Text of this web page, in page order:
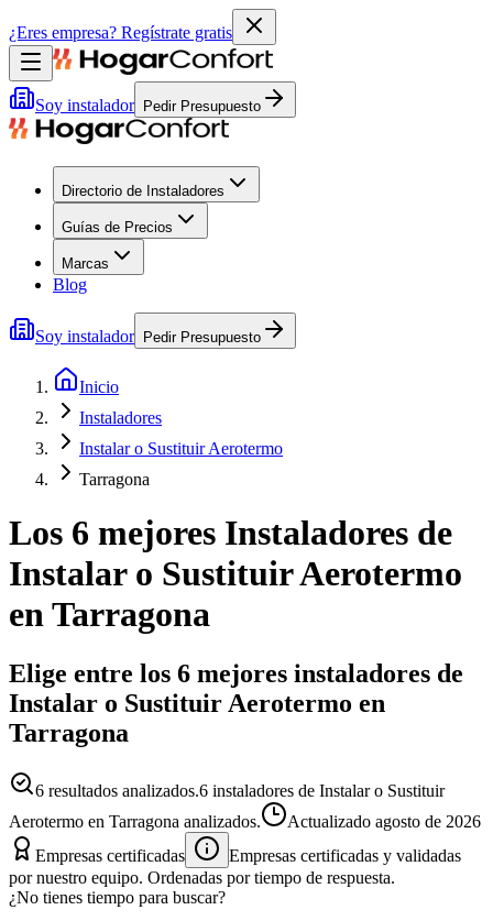
¿Eres empresa? Regístrate gratis
Soy instalador Pedir Presupuesto
Directorio de Instaladores
Guías de Precios
Marcas
Blog
Soy instalador Pedir Presupuesto
Inicio
Instaladores
Instalar o Sustituir Aerotermo
Tarragona
Los 6 mejores Instaladores de
Instalar o Sustituir Aerotermo
enTarragona
Elige entre los 6 mejores instaladores de
Instalar o Sustituir Aerotermo en
Tarragona
6 resultados analizados.6 instaladores de Instalar o Sustituir
Aerotermo en Tarragona analizados.
Actualizado agosto de 2026
Empresas certificadas
Empresas certificadas y validadas
por nuestro equipo. Ordenadas por tiempo de respuesta.
¿No tienes tiempo para buscar?